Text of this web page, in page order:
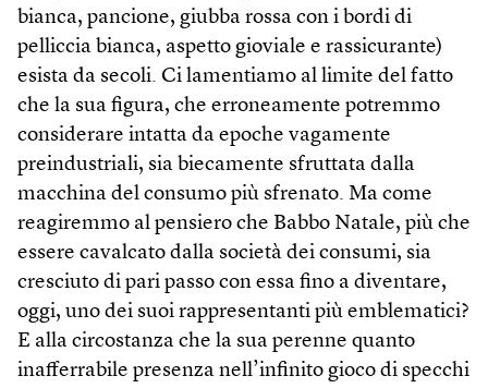
bianca, pancione, giubba rossa con i bordi di
pelliccia bianca, aspetto gioviale e rassicurante)
esista da secoli. Ci lamentiamo al limite del fatto
che la sua figura, che erroneamente potremmo
considerare intatta da epoche vagamente
preindustriali, sia biecamente sfruttata dalla
macchina del consumo più sfrenato. Ma come
reagiremmo al pensiero che Babbo Natale, più che
essere cavalcato dalla società dei consumi, sia
cresciuto di pari passo con essa fino a diventare,
oggi, uno dei suoi rappresentanti più emblematici?
E alla circostanza che la sua perenne quanto
inafferrabile presenza nell’infinito gioco di specchi